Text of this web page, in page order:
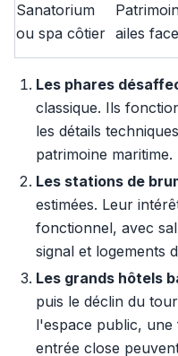
Sanatorium
ou spa côtier ailes
Les phares
classique. Ils
les détails
patrimoine maritime.
Les stations de
estimées. Leur
fonctionnel, avec
signal et logements
Les grands hôtels
puis le déclin du
l'espace public,
entrée close